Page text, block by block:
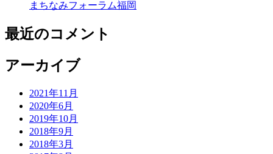
まちなみフォーラム福岡
最近のコメント
アーカイブ
2021年11月
2020年6月
2019年10月
2018年9月
2018年3月